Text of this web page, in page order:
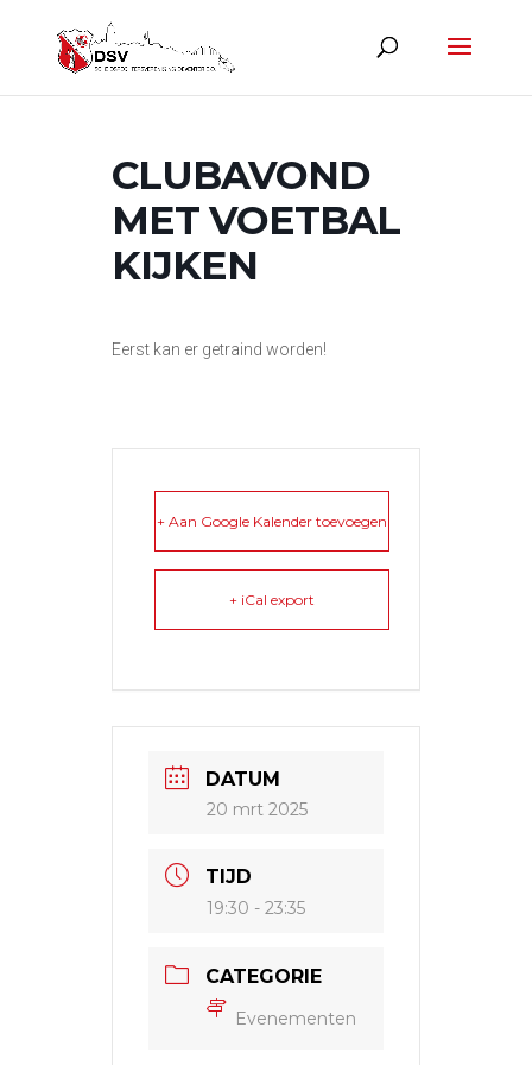
CLUBAVOND
MET VOETBAL
KIJKEN
Eerst kan er getraind worden!
+ Aan Google Kalender toevoegen
+ iCal export
DATUM
20 mrt 2025
TIJD
19:30 - 23:35
CATEGORIE
Evenementen